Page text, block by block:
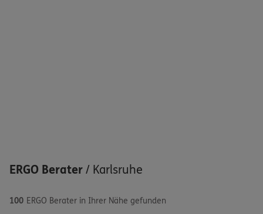
ERGO Berater / Karlsruhe
100 ERGO Berater in Ihrer Nähe gefunden